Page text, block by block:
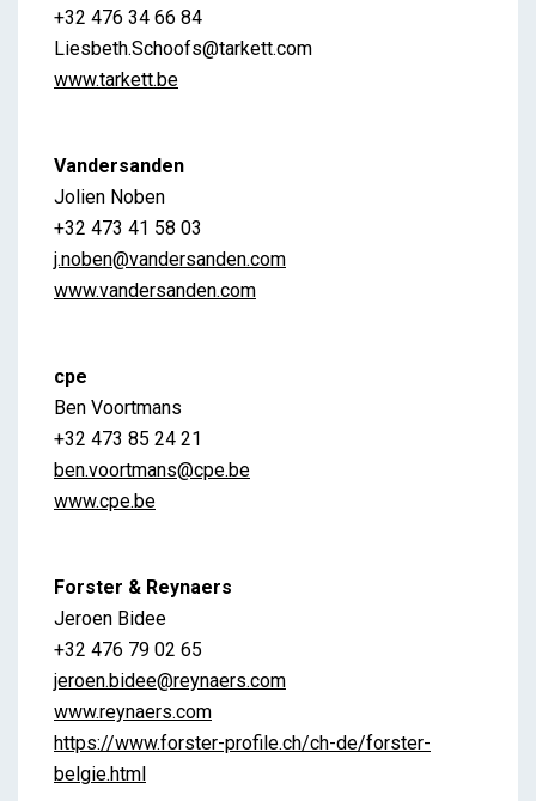
+32 476 34 66 84
Liesbeth.Schoofs@tarkett.com
www.tarkett.be
Vandersanden
Jolien Noben
+32 473 41 58 03
j.noben@vandersanden.com
www.vandersanden.com
cpe
Ben Voortmans
+32 473 85 24 21
ben.voortmans@cpe.be
www.cpe.be
Forster & Reynaers
Jeroen Bidee
+32 476 79 02 65
jeroen.bidee@reynaers.com
www.reynaers.com
https://www.forster-profile.ch/ch-de/forster-
belgie.html